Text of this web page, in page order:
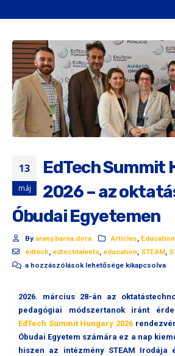
13
máj
EdTech Summit
2026 – az
Óbudai Egyetemen
By arany.barna.dora Articles, Education
edtech, edtechtalents, education, STEAM,
a hozzászólások lehetősége kikapcsolva
2026. március 28-án az
pedagógiai módszertanok iránt
EdTech Summit Hungary 2026
Óbudai Egyetem számára ez a nap
hiszen az intézmény STEAM Irodája